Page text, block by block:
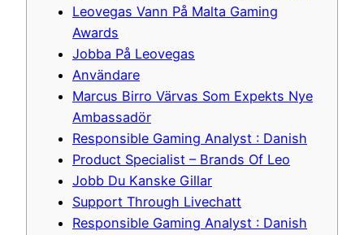
Leovegas Vann På Malta Gaming
Awards
Jobba På Leovegas
Användare
Marcus Birro Värvas Som Expekts Nye
Ambassadör
Responsible Gaming Analyst : Danish
Product Specialist – Brands Of Leo
Jobb Du Kanske Gillar
Support Through Livechatt
Responsible Gaming Analyst : Danish